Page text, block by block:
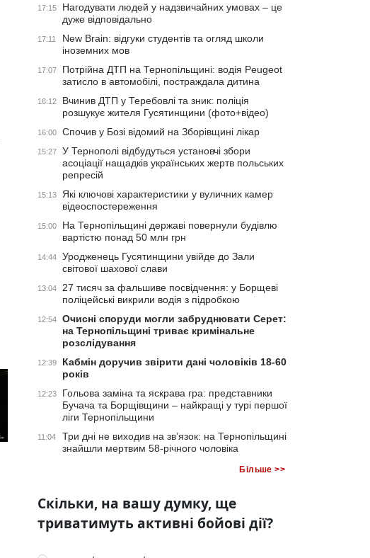
17:15
Нагодувати людей у надзвичайних умовах – це
дуже відповідально
17:11
New Brain: відгуки студентів та огляд школи
іноземних мов
17:07
Потрійна ДТП на Тернопільщині: водія Peugeot
затисло в автомобілі, постраждала дитина
16:12
Вчинив ДТП у Теребовлі та зник: поліція
розшукує жителя Гусятинщини (фото+відео)
16:00 Спочив у Бозі відомий на Зборівщині лікар
15:27
У Тернополі відбудуться установчі збори
асоціації нащадків українських жертв польських
репресій
15:13
Які ключові характеристики у вуличних камер
відеоспостереження
15:00
На Тернопільщині державі повернули будівлю
вартістю понад 50 млн грн
14:44
Уродженець Гусятинщини увійде до Зали
світової шахової слави
13:04
27 тисяч за фальшиве посвідчення: у Борщеві
поліцейські викрили водія з підробкою
12:54
Очисні споруди могли забруднювати Серет:
на Тернопільщині триває кримінальне
розслідування
12:39
Кабмін доручив звірити дані чоловіків 18-60
років
12:23
Гольова заміна та яскрава гра: представники
Бучача та Борщівщини – найкращі у турі першої
ліги Тернопільщини
11:04
Три дні не виходив на зв’язок: на Тернопільщині
знайшли мертвим 58-річного чоловіка
Більше >>
Скільки, на вашу думку, ще
триватимуть активні бойові дії?